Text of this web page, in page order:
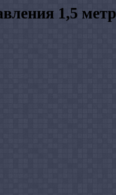
1,5